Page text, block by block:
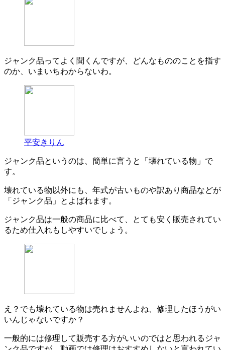
ジャンク品ってよく聞くんですが、どんなもののことを指す
のか、いまいちわからないわ。
平安きりん
ジャンク品というのは、簡単に言うと「壊れている物」で
す。
壊れている物以外にも、年式が古いものや訳あり商品などが
「ジャンク品」とよばれます。
ジャンク品は一般の商品に比べて、とても安く販売されてい
るため仕入れもしやすいでしょう。
え？でも壊れている物は売れませんよね、修理したほうがい
いんじゃないですか？
一般的には修理して販売する方がいいのではと思われるジャ